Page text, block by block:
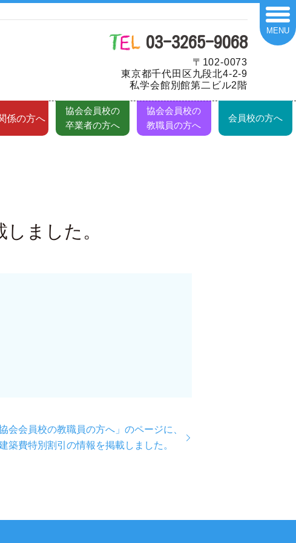
係の方へ
協会会員校の
卒業者の方へ
協会会員校の
教職員の方へ
会員校の方へ
03-3265-9068
〒102-0073
東京都千代田区九段北4-2-9
私学会館別館第二ビル2階
MENU
ました。
会会員校の教職員の方へ」のページに、
築費特別割引の情報を掲載しました。